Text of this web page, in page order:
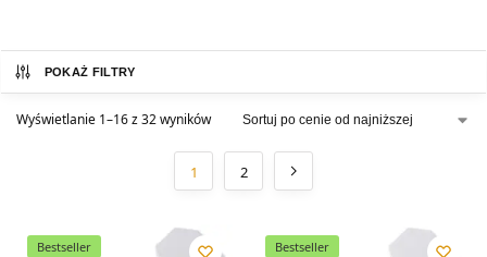
POKAŻ FILTRY
Wyświetlanie 1–16 z 32 wyników
1 2
Bestseller Bestseller